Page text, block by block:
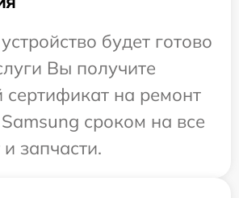
будет готово
Вы получите
на ремонт
сроком на все
запчасти.